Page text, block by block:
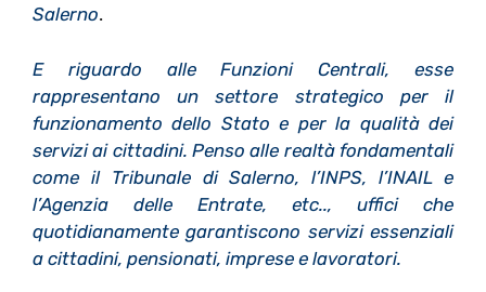
Salerno.
E riguardo alle Funzioni Centrali, esse
rappresentano un settore strategico per il
funzionamento dello Stato e per la qualità dei
servizi ai cittadini. Penso alle realtà fondamentali
come il Tribunale di Salerno, l’INPS, l’INAIL e
l’Agenzia delle Entrate, etc.., uffici che
quotidianamente garantiscono servizi essenziali
a cittadini, pensionati, imprese e lavoratori.